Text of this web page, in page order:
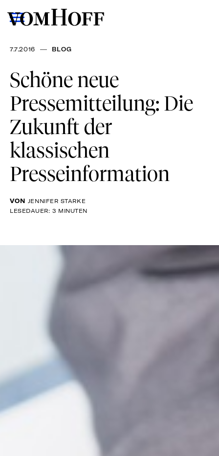
7.7.2016 — BLOG
Schöne neue
Pressemitteilung: Die
Zukunft der
klassischen
Presseinformation
VON
JENNIFER STARKE
LESEDAUER: 3 MINUTEN